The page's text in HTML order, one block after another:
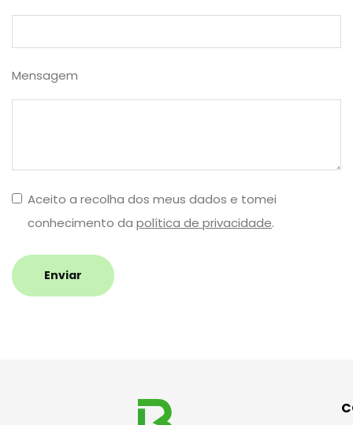
Mensagem
Aceito a recolha dos meus dados e tomei
conhecimento da política de privacidade.
Enviar